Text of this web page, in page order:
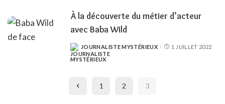
À la découverte du métier d’acteur
avec Baba Wild
POSTED
BY
JOURNALISTE MYSTÉRIEUX 1 JUILLET 2022
1 2 3